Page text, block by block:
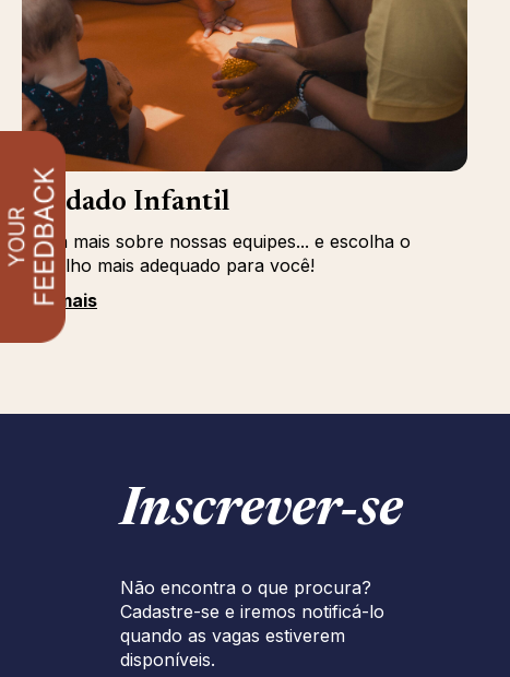
Cuidado Infantil
Saiba mais sobre nossas equipes... e escolha o
trabalho mais adequado para você!
Ver mais
Inscrever‑se
Não encontra o que procura?
Cadastre-se e iremos notificá-lo
quando as vagas estiverem
disponíveis.